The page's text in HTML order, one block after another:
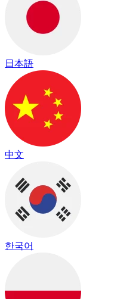
日本語
中文
한국어